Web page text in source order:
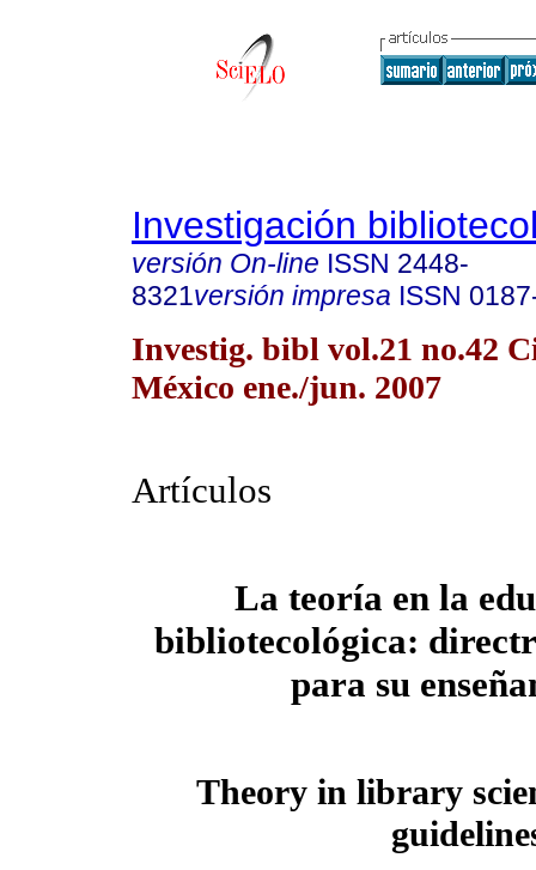
Investigación
versión On-line ISSN 2448-
8321versión impresa ISSN
Investig. bibl vol.21 no.42
México ene./jun. 2007
Artículos
La teoría en la
bibliotecológica:
para su
Theory in library